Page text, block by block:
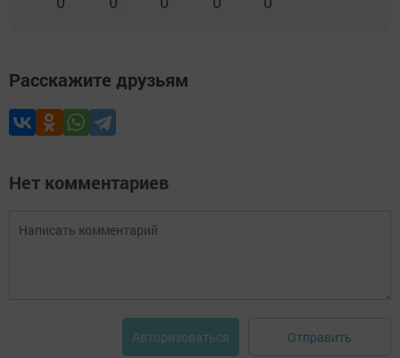
Расскажите друзьям
Нет комментариев
Авторизоваться Отправить